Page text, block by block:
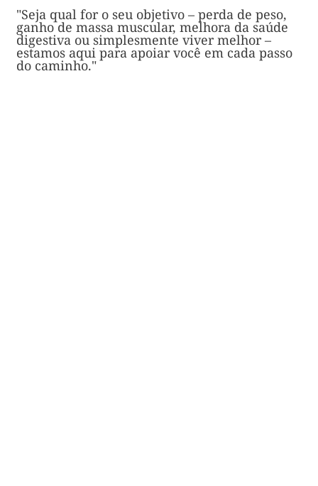
"Seja qual for o seu objetivo – perda de peso,
ganho de massa muscular, melhora da saúde
digestiva ou simplesmente viver melhor –
estamos aqui para apoiar você em cada passo
do caminho."